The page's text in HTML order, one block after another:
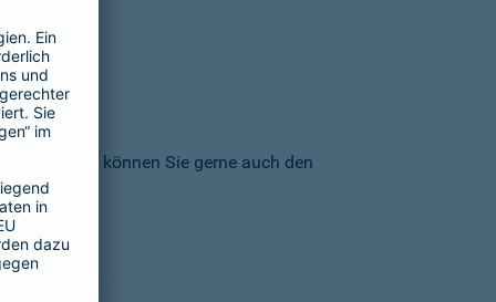
AG können Sie gerne auch den